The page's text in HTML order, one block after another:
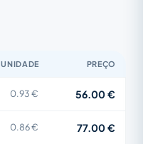
PREÇO
0.93 € 56.00 €
0.86 € 77.00 €